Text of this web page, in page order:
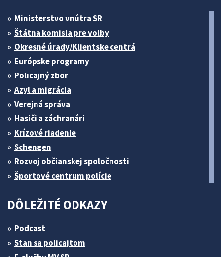
Ministerstvo vnútra SR
Štátna komisia pre volby
Okresné úrady/Klientske centrá
Európske programy
Policajný zbor
Azyl a migrácia
Verejná správa
Hasiči a záchranári
Krízové riadenie
Schengen
Rozvoj občianskej spoločnosti
Športové centrum polície
DÔLEŽITÉ ODKAZY
Podcast
Stan sa policajtom